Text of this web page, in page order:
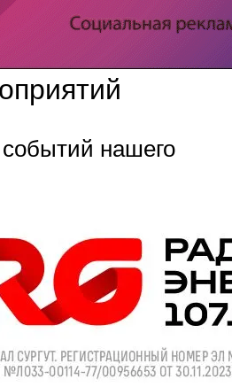
событий нашего